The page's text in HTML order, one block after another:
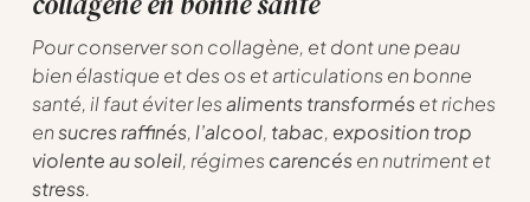
Pour conserver son collagène, et dont une peau
bien élastique et des os et articulations en bonne
santé, il faut éviter lesaliments transforméset riches
ensucres raffinés,l’alcool, tabac, exposition trop
violente au soleil, régimes carencésen nutriment et
stress.